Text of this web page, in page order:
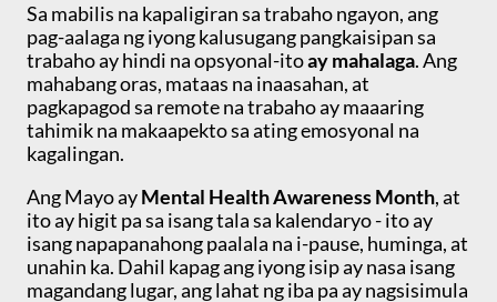
Sa mabilis na kapaligiran sa trabaho ngayon, ang
pag-aalaga ng iyong kalusugang pangkaisipan sa
trabaho ay hindi na opsyonal-itoay mahalaga. Ang
mahabang oras, mataas na inaasahan, at
pagkapagod sa remote na trabaho ay maaaring
tahimik na makaapekto sa ating emosyonal na
kagalingan.
Ang Mayo ayMental Health Awareness Month, at
ito ay higit pa sa isang tala sa kalendaryo - ito ay
isang napapanahong paalala na i-pause, huminga, at
unahin ka. Dahil kapag ang iyong isip ay nasa isang
magandang lugar, ang lahat ng iba pa ay nagsisimula